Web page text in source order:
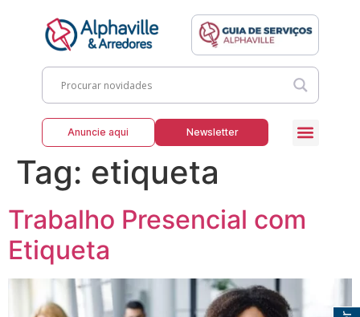
Anuncie aqui Newsletter
Tag: etiqueta
Trabalho Presencial com
Etiqueta